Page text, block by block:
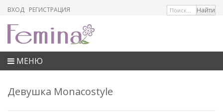
ВХОД РЕГИСТРАЦИЯ
МЕНЮ
Девушка Monacostyle